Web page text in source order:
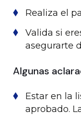
Realiza el
Valida si
asegurarte
Algunas
Estar en la
aprobado.